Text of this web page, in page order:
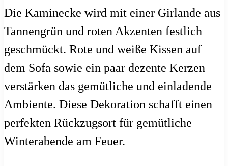
Die Kaminecke wird mit einer Girlande aus
Tannengrün und roten Akzenten festlich
geschmückt. Rote und weiße Kissen auf
dem Sofa sowie ein paar dezente Kerzen
verstärken das gemütliche und einladende
Ambiente. Diese Dekoration schafft einen
perfekten Rückzugsort für gemütliche
Winterabende am Feuer.